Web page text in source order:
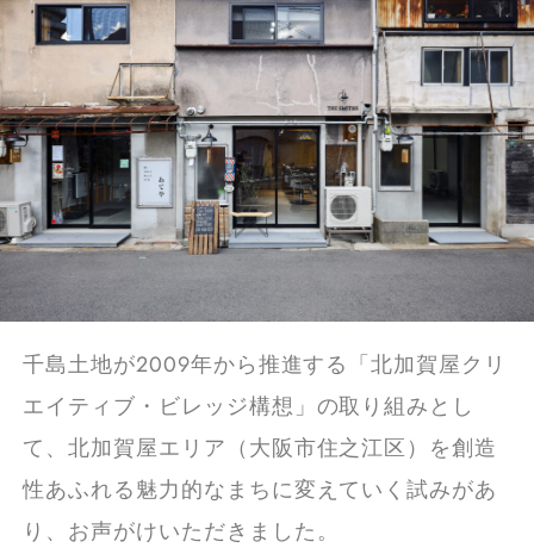
千島土地が2009年から推進する「北加賀屋クリ
エイティブ・ビレッジ構想」の取り組みとし
て、北加賀屋エリア（大阪市住之江区）を創造
性あふれる魅力的なまちに変えていく試みがあ
り、お声がけいただきました。